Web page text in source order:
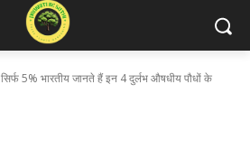
सिर्फ 5% भारतीय जानते हैं इन 4 दुर्लभ औषधीय पौधों के